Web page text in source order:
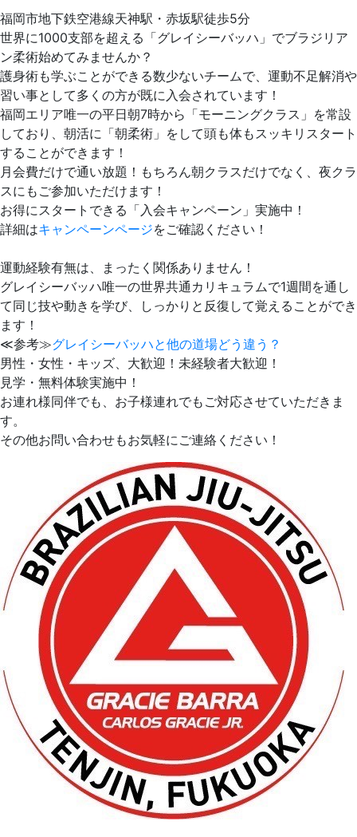
福岡市地下鉄空港線天神駅・赤坂駅徒歩5分
世界に1000支部を超える「グレイシーバッハ」でブラジリア
ン柔術始めてみませんか？
護身術も学ぶことができる数少ないチームで、運動不足解消や
習い事として多くの方が既に入会されています！
福岡エリア唯一の平日朝7時から「モーニングクラス」を常設
しており、朝活に「朝柔術」をして頭も体もスッキリスタート
することができます！
月会費だけで通い放題！もちろん朝クラスだけでなく、夜クラ
スにもご参加いただけます！
お得にスタートできる「入会キャンペーン」実施中！
詳細はキャンペーンページをご確認ください！
運動経験有無は、まったく関係ありません！
グレイシーバッハ唯一の世界共通カリキュラムで1週間を通し
て同じ技や動きを学び、しっかりと反復して覚えることができ
ます！
≪参考≫グレイシーバッハと他の道場どう違う？
男性・女性・キッズ、大歓迎！未経験者大歓迎！
見学・無料体験実施中！
お連れ様同伴でも、お子様連れでもご対応させていただきま
す。
その他お問い合わせもお気軽にご連絡ください！